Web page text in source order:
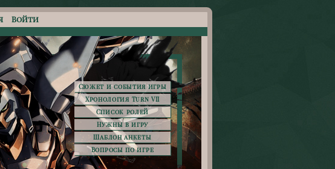
Сюжет и события игры
Хронология Turn VII
Список ролей
Нужны в игру
Шаблон анкеты
Вопросы по игре
Войти